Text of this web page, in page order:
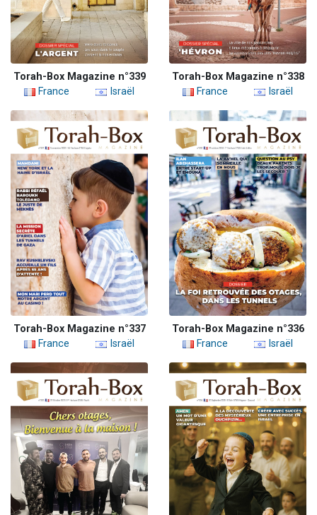
Torah-Box Magazine n°339
France
Israël
Torah-Box Magazine n°338
France
Israël
Torah-Box Magazine n°337
France
Israël
Torah-Box Magazine n°336
France
Israël